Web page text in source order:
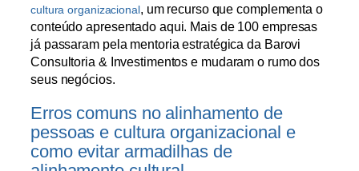
cultura organizacional, um recurso que complementa o
conteúdo apresentado aqui. Mais de 100 empresas
já passaram pela mentoria estratégica da Barovi
Consultoria & Investimentos e mudaram o rumo dos
seus negócios.
Erros comuns no alinhamento de
pessoas e cultura organizacional e
como evitar armadilhas de